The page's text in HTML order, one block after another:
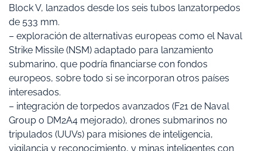
Block V, lanzados desde los seis tubos lanzatorpedos
de 533 mm.
– exploración de alternativas europeas como el Naval
Strike Missile (NSM) adaptado para lanzamiento
submarino, que podría financiarse con fondos
europeos, sobre todo si se incorporan otros países
interesados.
– integración de torpedos avanzados (F21 de Naval
Group o DM2A4 mejorado), drones submarinos no
tripulados (UUVs) para misiones de inteligencia,
vigilancia y reconocimiento, y minas inteligentes con